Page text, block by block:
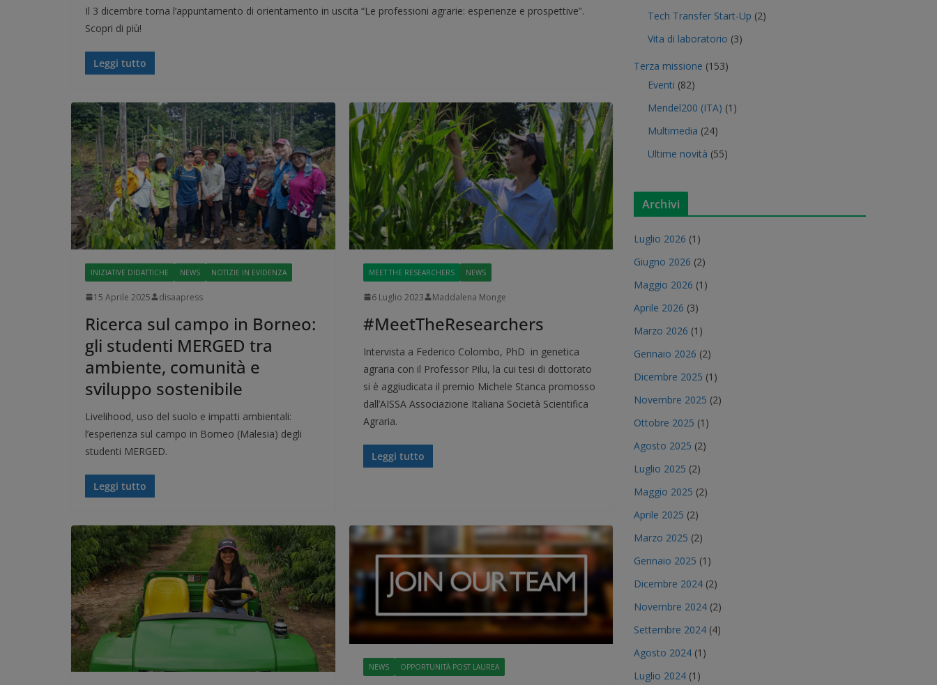
Il 3 dicembre torna l’appuntamento di orientamento in uscita “Le professioni agrarie: esperienze e prospettive”.
Scopri di più!
Leggi tutto
INIZIATIVE DIDATTICHE NEWS NOTIZIE IN EVIDENZA
15 Aprile 2025 disaapress
Ricerca sul campo in Borneo:
gli studenti MERGED tra
ambiente, comunità e
sviluppo sostenibile
Livelihood, uso del suolo e impatti ambientali:
l’esperienza sul campo in Borneo (Malesia) degli
studenti MERGED.
Leggi tutto
MEET THE RESEARCHERS NEWS
6 Luglio 2023 Maddalena Monge
#MeetTheResearchers
Intervista a Federico Colombo, PhD in genetica
agraria con il Professor Pilu, la cui tesi di dottorato
si è aggiudicata il premio Michele Stanca promosso
dall’AISSA Associazione Italiana Società Scientifica
Agraria.
Leggi tutto
NEWS OPPORTUNITÀ POST LAUREA
Tech Transfer Start-Up (2)
Vita di laboratorio (3)
Terza missione (153)
Eventi (82)
Mendel200 (ITA) (1)
Multimedia (24)
Ultime novità (55)
Archivi
Luglio 2026 (1)
Giugno 2026 (2)
Maggio 2026 (1)
Aprile 2026 (3)
Marzo 2026 (1)
Gennaio 2026 (2)
Dicembre 2025 (1)
Novembre 2025 (2)
Ottobre 2025 (1)
Agosto 2025 (2)
Luglio 2025 (2)
Maggio 2025 (2)
Aprile 2025 (2)
Marzo 2025 (2)
Gennaio 2025 (1)
Dicembre 2024 (2)
Novembre 2024 (2)
Settembre 2024 (4)
Agosto 2024 (1)
Luglio 2024 (1)